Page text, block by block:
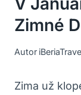
Zimné
Autor
Zima už